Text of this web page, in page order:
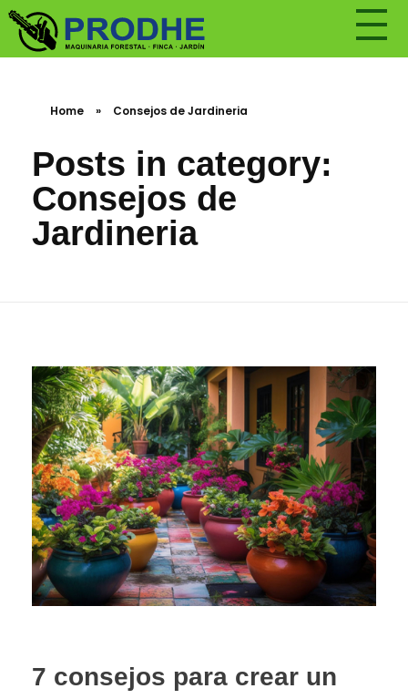
Home » Consejos de Jardineria
Posts in category:
Consejos de
Jardineria
7 consejos para crear un